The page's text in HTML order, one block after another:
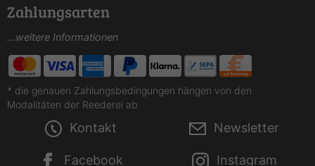
Zahlungsarten
...weitere Informationen
* die genauen Zahlungsbedingungen hängen von den
Modalitäten der Reederei ab
Kontakt Newsletter
Facebook Instagram